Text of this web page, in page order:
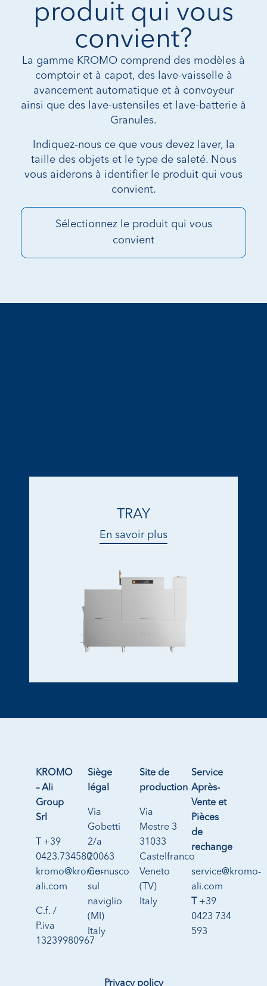
produit qui vous
convient?
La gamme KROMO comprend des modèles à
comptoir et à capot, des lave-vaisselle à
avancement automatique et à convoyeur
ainsi que des lave-ustensiles et lave-batterie à
Granules.
Indiquez-nous ce que vous devez laver, la
taille des objets et le type de saleté. Nous
vous aiderons à identifier le produit qui vous
convient.
Sélectionnez le produit qui vous
convient
TRAY
En savoir plus
KROMO
– Ali
Group
Srl
T +39
0423.734580
kromo@kromo-
ali.com
C.f. /
P.iva
13239980967
Siège
légal
Via
Gobetti
2/a
20063
Cernusco
sul
naviglio
(MI)
Italy
Site de
production
Via
Mestre 3
31033
Castelfranco
Veneto
(TV)
Italy
Service
Après-
Vente et
Pièces
de
rechange
service@kromo-
ali.com
+39
0423 734
593
Privacy policy